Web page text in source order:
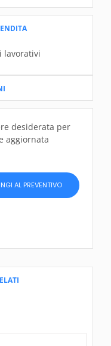
lavorativi
desiderata per
aggiornata
AL PREVENTIVO